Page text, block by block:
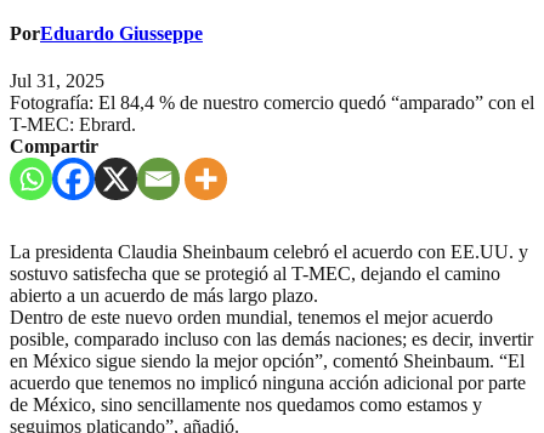
PorEduardo Giusseppe
Jul 31, 2025
Fotografía: El 84,4 % de nuestro comercio quedó “amparado” con el
T-MEC: Ebrard.
Compartir
La presidenta Claudia Sheinbaum celebró el acuerdo con EE.UU. y
sostuvo satisfecha que se protegió al T-MEC, dejando el camino
abierto a un acuerdo de más largo plazo.
Dentro de este nuevo orden mundial, tenemos el mejor acuerdo
posible, comparado incluso con las demás naciones; es decir, invertir
en México sigue siendo la mejor opción”, comentó Sheinbaum. “El
acuerdo que tenemos no implicó ninguna acción adicional por parte
de México, sino sencillamente nos quedamos como estamos y
seguimos platicando”, añadió.